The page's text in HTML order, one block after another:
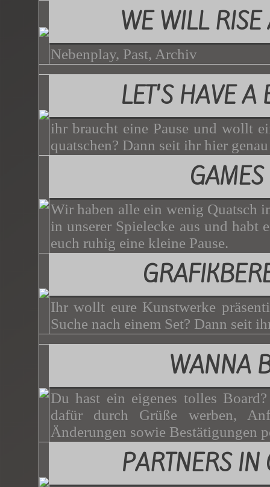
WE WILL
Nebenplay, Past, Archiv
LET'S HAVE A
ihr braucht eine Pause und wollt
quatschen? Dann seit ihr hier
GAMES
Wir haben alle ein wenig Quatsch
in unserer Spielecke aus und habt
euch ruhig eine kleine Pause.
Ihr wollt eure Kunstwerke
Suche nach einem Set? Dann seit
WANNA
Du hast ein eigenes tolles
dafür durch Grüße werben,
Änderungen sowie Bestätigungen
PARTNERS IN